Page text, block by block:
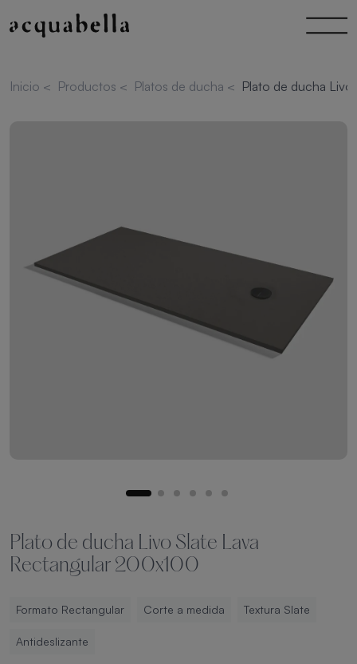
Inicio < Productos < Platos de ducha < Plato de ducha
Plato de ducha Livo Slate Lava
Rectangular 200x100
Formato Rectangular Corte a medida Textura Slate
Antideslizante